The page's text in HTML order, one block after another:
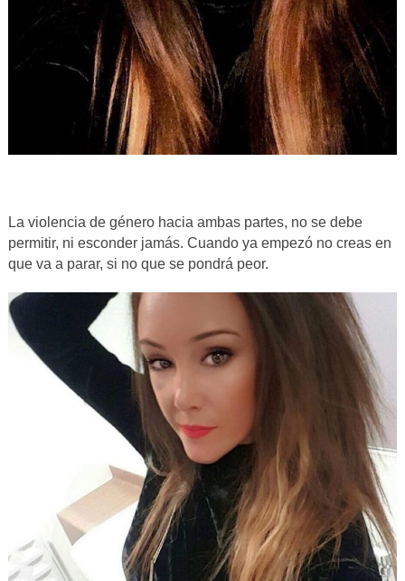
La violencia de género hacia ambas partes, no se debe
permitir, ni esconder jamás. Cuando ya empezó no creas en
que va a parar, si no que se pondrá peor.